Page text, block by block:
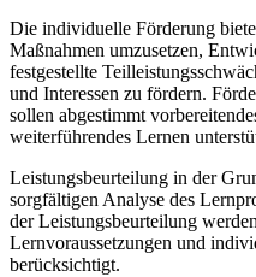
Die individuelle Förderung
Maßnahmen umzusetzen,
festgestellte
und Interessen zu fördern.
sollen abgestimmt
weiterführendes Lernen
Leistungsbeurteilung in der
sorgfältigen Analyse des
der Leistungsbeurteilung
Lernvoraussetzungen und
berücksichtigt.